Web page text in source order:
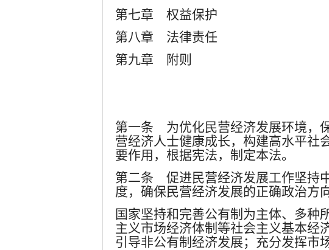
第七章 权益保护
第八章 法律责任
第九章 附则
第一条 为优化民营经济发展环境，
营经济人士健康成长，构建高水平社
要作用，根据宪法，制定本法。
第二条 促进民营经济发展工作坚持
度，确保民营经济发展的正确政治方向
国家坚持和完善公有制为主体、多种
主义市场经济体制等社会主义基本经
引导非公有制经济发展；充分发挥市